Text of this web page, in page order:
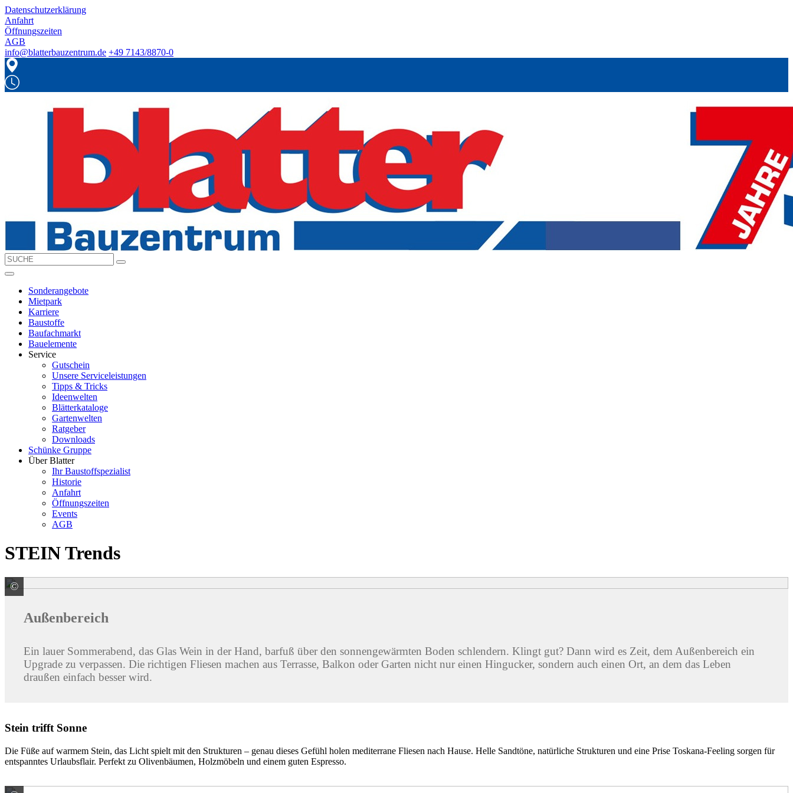
Datenschutzerklärung
Anfahrt
Öffnungszeiten
AGB
info@blatterbauzentrum.de +49 7143/8870-0
Sonderangebote
Mietpark
Karriere
Baustoffe
Baufachmarkt
Bauelemente
Service
Gutschein
Unsere Serviceleistungen
Tipps & Tricks
Ideenwelten
Blätterkataloge
Gartenwelten
Ratgeber
Downloads
Schünke Gruppe
Über Blatter
Ihr Baustoffspezialist
Historie
Anfahrt
Öffnungszeiten
Events
AGB
STEIN Trends
© Stargres Sp. z o.o.
Außenbereich
Ein lauer Sommerabend, das Glas Wein in der Hand, barfuß über den sonnengewärmten Boden schlendern. Klingt gut? Dann wird es Zeit, dem Außenbereich ein
Upgrade zu verpassen. Die richtigen Fliesen machen aus Terrasse, Balkon oder Garten nicht nur einen Hingucker, sondern auch einen Ort, an dem das Leben
draußen einfach besser wird.
Stein trifft Sonne
Die Füße auf warmem Stein, das Licht spielt mit den Strukturen – genau dieses Gefühl holen mediterrane Fliesen nach Hause. Helle Sandtöne, natürliche Strukturen und eine Prise Toskana-Feeling sorgen für
entspanntes Urlaubsflair. Perfekt zu Olivenbäumen, Holzmöbeln und einem guten Espresso.